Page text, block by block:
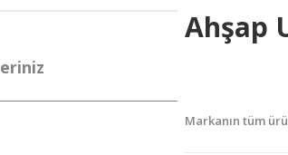
Ahşap
Markanın tüm